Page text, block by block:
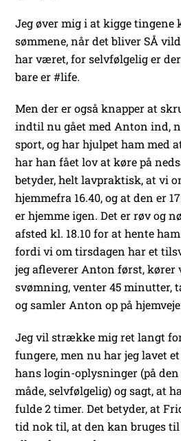
Jeg øver mig i at kigge
sømmene, når det bliver SÅ
har været, for selvfølgelig er
bare er #life.
Men der er også knapper at
indtil nu gået med Anton ind,
sport, og har hjulpet ham med
har han fået lov at køre på
betyder, helt lavpraktisk, at vi
hjemmefra 16.40, og at den er
er hjemme igen. Det er røv og
afsted kl. 18.10 for at hente
fordi vi om tirsdagen har et
jeg afleverer Anton først, kører
svømning, venter 45 minutter,
og samler Anton op på
Jeg vil strække mig ret langt
fungere, men nu har jeg lavet
hans login-oplysninger (på
måde, selvfølgelig) og sagt, at
fulde 2 timer. Det betyder, at
tid nok til, at den kan bruges